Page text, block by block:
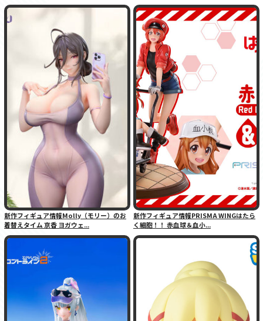
新作フィギュア情報Molly（モリー）のお
着替えタイム 京香 ヨガウェ...
新作フィギュア情報PRISMA WINGはたら
く細胞！！ 赤血球＆血小...